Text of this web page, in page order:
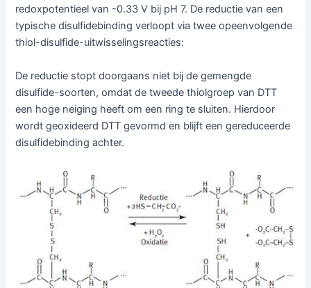
redoxpotentieel van -0.33 V bij pH 7. De reductie van een
typische disulfidebinding verloopt via twee opeenvolgende
thiol-disulfide-uitwisselingsreacties:
De reductie stopt doorgaans niet bij de gemengde
disulfide-soorten, omdat de tweede thiolgroep van DTT
een hoge neiging heeft om een ring te sluiten. Hierdoor
wordt geoxideerd DTT gevormd en blijft een gereduceerde
disulfidebinding achter.